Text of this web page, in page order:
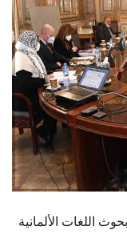
الدراسات العليا
الخريجين
الموظفون
الزائـرون
اللغات الألمانية